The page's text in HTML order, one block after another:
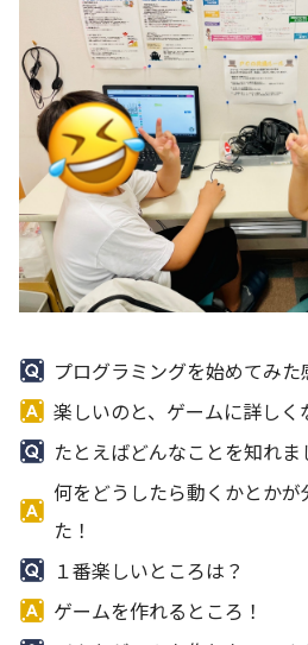
プログラミングを始めてみた
楽しいのと、ゲームに詳しく
たとえばどんなことを知れま
何をどうしたら動くかとか
た！
１番楽しいところは？
ゲームを作れるところ！